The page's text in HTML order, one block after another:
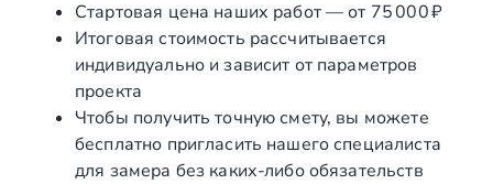
Стартовая цена наших работ — от 75 000 ₽
Итоговая стоимость рассчитывается
индивидуально и зависит от параметров
проекта
Чтобы получить точную смету, вы можете
бесплатно пригласить нашего специалиста
для замера без каких‑либо обязательств